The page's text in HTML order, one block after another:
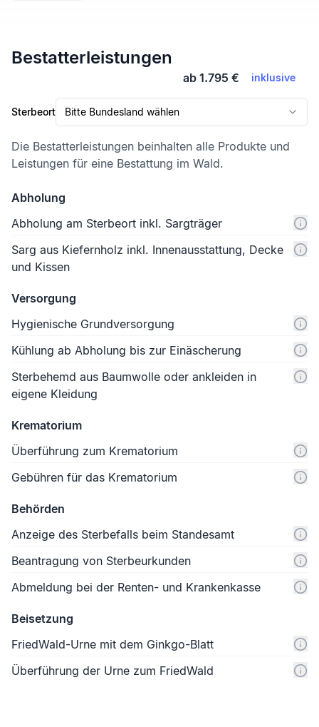
Bestatterleistungen
ab 1.795 € inklusive
Sterbeort Bitte Bundesland wählen
Die Bestatterleistungen beinhalten alle Produkte und
Leistungen für eine Bestattung im Wald.
Abholung
Abholung am Sterbeort inkl. Sargträger
Sarg aus Kiefernholz inkl. Innenausstattung, Decke
und Kissen
Versorgung
Hygienische Grundversorgung
Kühlung ab Abholung bis zur Einäscherung
Sterbehemd aus Baumwolle oder ankleiden in
eigene Kleidung
Krematorium
Überführung zum Krematorium
Gebühren für das Krematorium
Behörden
Anzeige des Sterbefalls beim Standesamt
Beantragung von Sterbeurkunden
Abmeldung bei der Renten- und Krankenkasse
Beisetzung
FriedWald-Urne mit dem Ginkgo-Blatt
Überführung der Urne zum FriedWald